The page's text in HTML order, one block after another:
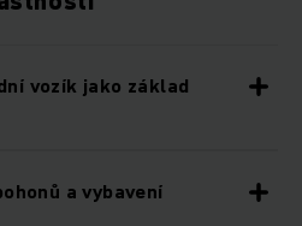
vozík jako základ
a vybavení